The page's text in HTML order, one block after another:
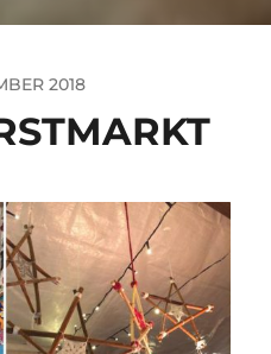
2018